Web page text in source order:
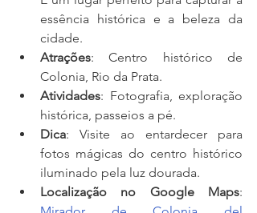
essência histórica e a beleza da
cidade.
Atrações: Centro histórico de
Colonia, Rio da Prata.
Atividades: Fotografia, exploração
histórica, passeios a pé.
Dica: Visite ao entardecer para
fotos mágicas do centro histórico
iluminado pela luz dourada.
Localização no Google Maps